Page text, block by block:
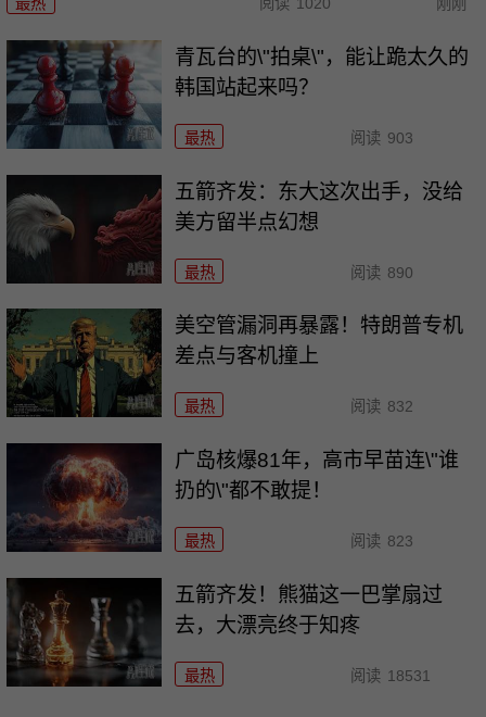
青瓦台的\"拍桌\"，能让跪太久的
韩国站起来吗？
最热 阅读 903
五箭齐发：东大这次出手，没给
美方留半点幻想
最热 阅读 890
美空管漏洞再暴露！特朗普专机
差点与客机撞上
最热 阅读 832
广岛核爆81年，高市早苗连\"谁
扔的\"都不敢提！
最热 阅读 823
五箭齐发！熊猫这一巴掌扇过
去，大漂亮终于知疼
最热 阅读 18531